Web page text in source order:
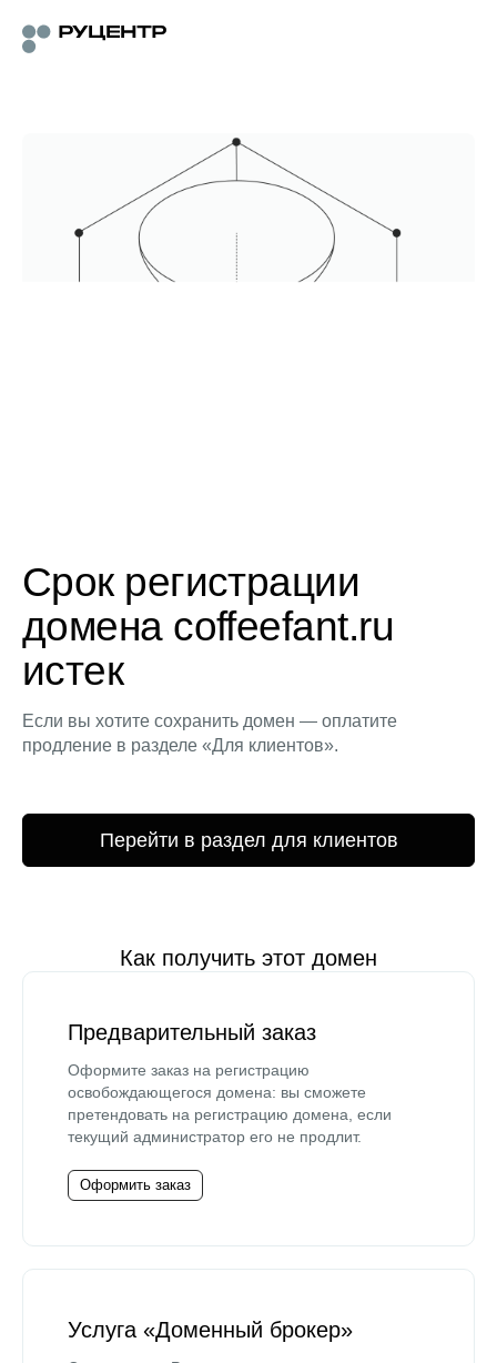
Срок регистрации
домена coffeefant.ru
истек
Если вы хотите сохранить домен — оплатите
продление в разделе «Для клиентов».
Перейти в раздел для клиентов
Как получить этот домен
Предварительный заказ
Оформите заказ на регистрацию
освобождающегося домена: вы сможете
претендовать на регистрацию домена, если
текущий администратор его не продлит.
Оформить заказ
Услуга «Доменный брокер»